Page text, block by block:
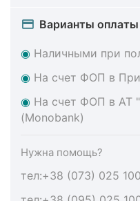
Варианты оплаты
◉ Наличными при
◉ На счет ФОП в
◉ На счет ФОП в АТ
(Monobank)
Нужна помощь?
тел:+38 (073) 025